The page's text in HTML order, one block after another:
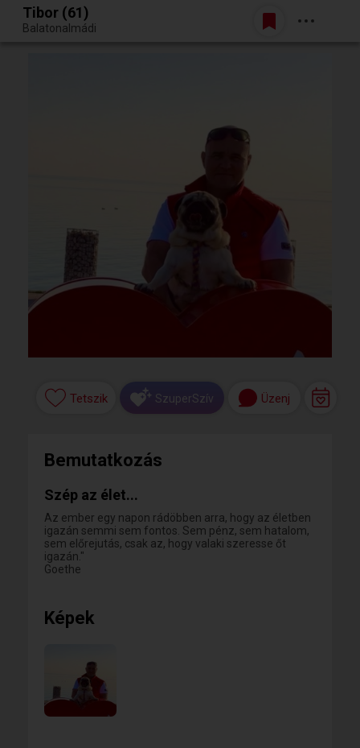
Egy jó randiból bármi lehet.
Belépés
Tibor (61)
Balatonalmádi
Tetszik SzuperSzív Üzenj
Bemutatkozás
Szép az élet...
Az ember egy napon rádöbben arra, hogy az életben
igazán semmi sem fontos. Sem pénz, sem hatalom,
sem előrejutás, csak az, hogy valaki szeresse őt
igazán."
Goethe
Képek